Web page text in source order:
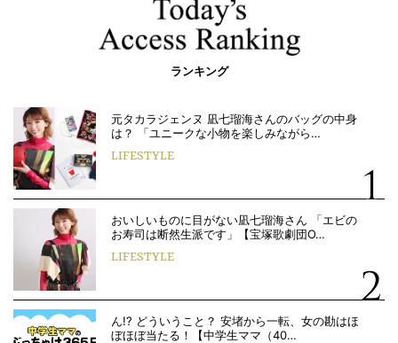
ランキング
元タカラジェンヌ 凪七瑠海さんのバッグの中身
は？ 「ユニークな小物を楽しみながら…
LIFESTYLE
おいしいものに目がない凪七瑠海さん 「エビの
お寿司は断然生派です」【宝塚歌劇団O…
LIFESTYLE
ん!? どういうこと？ 安堵から一転、女の勘はほ
ぼほぼ当たる！【中学生ママ（40…